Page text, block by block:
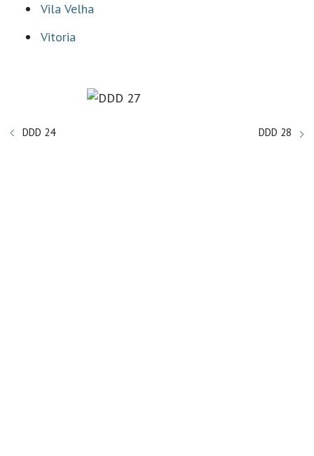
Vila Velha
Vitoria
DDD 24 DDD 28